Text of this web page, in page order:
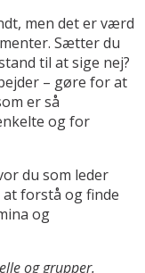
men det er værd
Sætter du
til at sige nej?
– gøre for at
er så
og for
du som leder
forstå og finde
og
og grupper.